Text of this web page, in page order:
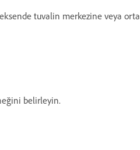
tuvalin merkezine veya
belirleyin.